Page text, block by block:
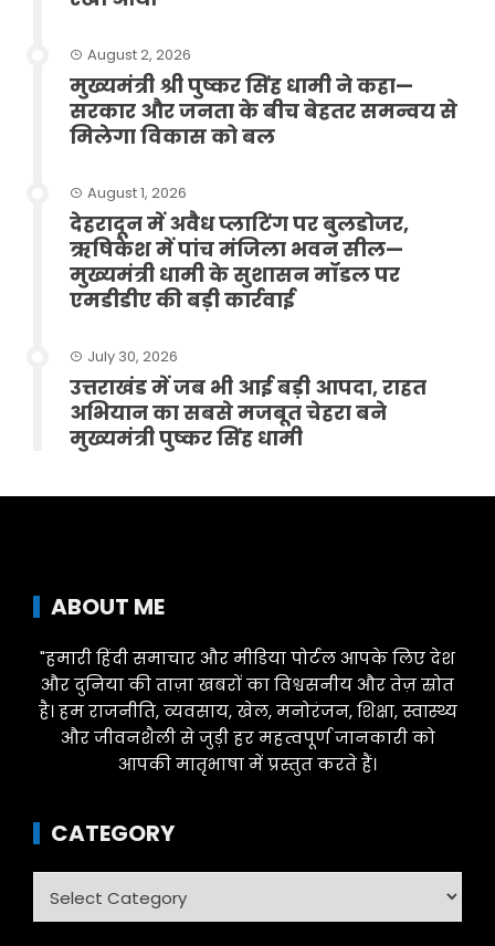
August 2, 2026
मुख्यमंत्री श्री पुष्कर सिंह धामी ने कहा—
सरकार और जनता के बीच बेहतर समन्वय से
मिलेगा विकास को बल
August 1, 2026
देहरादून में अवैध प्लाटिंग पर बुलडोजर,
ऋषिकेश में पांच मंजिला भवन सील—
मुख्यमंत्री धामी के सुशासन मॉडल पर
एमडीडीए की बड़ी कार्रवाई
July 30, 2026
उत्तराखंड में जब भी आई बड़ी आपदा, राहत
अभियान का सबसे मजबूत चेहरा बने
मुख्यमंत्री पुष्कर सिंह धामी
ABOUT ME
"हमारी हिंदी समाचार और मीडिया पोर्टल आपके लिए देश
और दुनिया की ताज़ा खबरों का विश्वसनीय और तेज़ स्रोत
है। हम राजनीति, व्यवसाय, खेल, मनोरंजन, शिक्षा, स्वास्थ्य
और जीवनशैली से जुड़ी हर महत्वपूर्ण जानकारी को
आपकी मातृभाषा में प्रस्तुत करते हैं।
CATEGORY